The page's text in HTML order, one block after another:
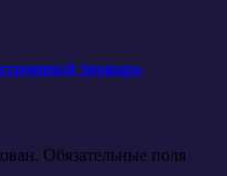
звонарь
Обязательные поля